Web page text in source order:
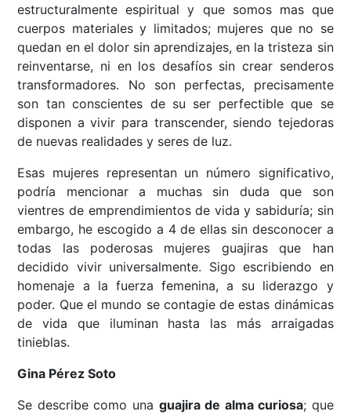
estructuralmente espiritual y que somos mas que
cuerpos materiales y limitados; mujeres que no se
quedan en el dolor sin aprendizajes, en la tristeza sin
reinventarse, ni en los desafíos sin crear senderos
transformadores. No son perfectas, precisamente
son tan conscientes de su ser perfectible que se
disponen a vivir para transcender, siendo tejedoras
de nuevas realidades y seres de luz.
Esas mujeres representan un número significativo,
podría mencionar a muchas sin duda que son
vientres de emprendimientos de vida y sabiduría; sin
embargo, he escogido a 4 de ellas sin desconocer a
todas las poderosas mujeres guajiras que han
decidido vivir universalmente. Sigo escribiendo en
homenaje a la fuerza femenina, a su liderazgo y
poder. Que el mundo se contagie de estas dinámicas
de vida que iluminan hasta las más arraigadas
tinieblas.
Gina Pérez Soto
Se describe como una guajira de alma curiosa; que